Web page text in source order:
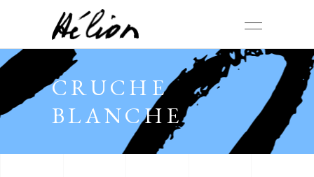
CRUCHE
BLANCHE